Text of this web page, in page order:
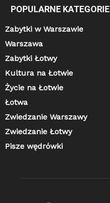
POPULARNE KATEGORIE
Zabytki w Warszawie
Warszawa
Zabytki Łotwy
Kultura na Łotwie
Życie na Łotwie
Łotwa
Zwiedzanie Warszawy
Zwiedzanie Łotwy
Pisze wędrówki